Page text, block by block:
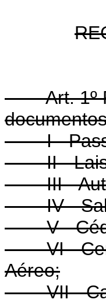
Art. 1º
I -
II -
III -
IV -
V -
VI -
Aéreo;
VII -